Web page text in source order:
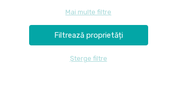
Mai multe filtre
Șterge filtre